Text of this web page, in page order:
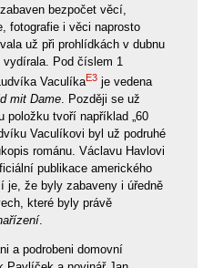
bezpočet věcí,
fotografie i věci naprosto
už při prohlídkách v dubnu
Pod číslem 1
VaculíkaE3je vedena
mit Dame. Později se už
položku tvoří například „60
Vaculíkovi byl už podruhé
románu. Václavu Havlovi
publikace amerického
že byly zabaveny i úředně
které byly právě
.
a podrobeni domovní